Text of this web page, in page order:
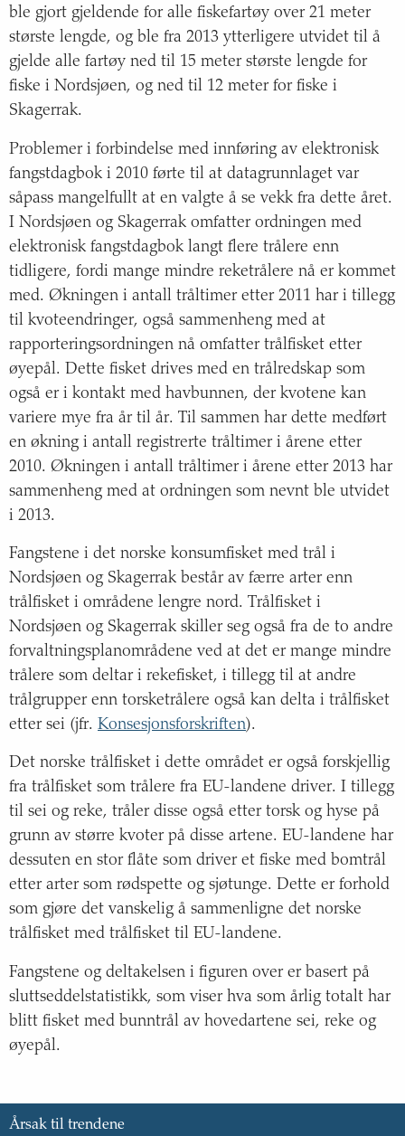
ble gjort gjeldende for alle fiskefartøy over 21 meter
største lengde, og ble fra 2013 ytterligere utvidet til å
gjelde alle fartøy ned til 15 meter største lengde for
fiske i Nordsjøen, og ned til 12 meter for fiske i
Skagerrak.
Problemer i forbindelse med innføring av elektronisk
fangstdagbok i 2010 førte til at datagrunnlaget var
såpass mangelfullt at en valgte å se vekk fra dette året.
I Nordsjøen og Skagerrak omfatter ordningen med
elektronisk fangstdagbok langt flere trålere enn
tidligere, fordi mange mindre reketrålere nå er kommet
med. Økningen i antall tråltimer etter 2011 har i tillegg
til kvoteendringer, også sammenheng med at
rapporteringsordningen nå omfatter trålfisket etter
øyepål. Dette fisket drives med en trålredskap som
også er i kontakt med havbunnen, der kvotene kan
variere mye fra år til år. Til sammen har dette medført
en økning i antall registrerte tråltimer i årene etter
2010. Økningen i antall tråltimer i årene etter 2013 har
sammenheng med at ordningen som nevnt ble utvidet
i 2013.
Fangstene i det norske konsumfisket med trål i
Nordsjøen og Skagerrak består av færre arter enn
trålfisket i områdene lengre nord. Trålfisket i
Nordsjøen og Skagerrak skiller seg også fra de to andre
forvaltningsplanområdene ved at det er mange mindre
trålere som deltar i rekefisket, i tillegg til at andre
trålgrupper enn torsketrålere også kan delta i trålfisket
etter sei (jfr. Konsesjonsforskriften).
Det norske trålfisket i dette området er også forskjellig
fra trålfisket som trålere fra EU-landene driver. I tillegg
til sei og reke, tråler disse også etter torsk og hyse på
grunn av større kvoter på disse artene. EU-landene har
dessuten en stor flåte som driver et fiske med bomtrål
etter arter som rødspette og sjøtunge. Dette er forhold
som gjøre det vanskelig å sammenligne det norske
trålfisket med trålfisket til EU-landene.
Fangstene og deltakelsen i figuren over er basert på
sluttseddelstatistikk, som viser hva som årlig totalt har
blitt fisket med bunntrål av hovedartene sei, reke og
øyepål.
Årsak til trendene